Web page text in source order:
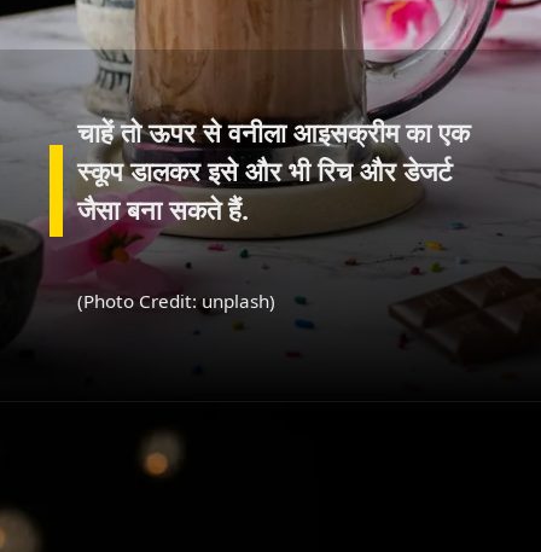
चाहें तो ऊपर से वनीला आइसक्रीम का एक
स्कूप डालकर इसे और भी रिच और डेजर्ट
(Photo Credit: unplash)